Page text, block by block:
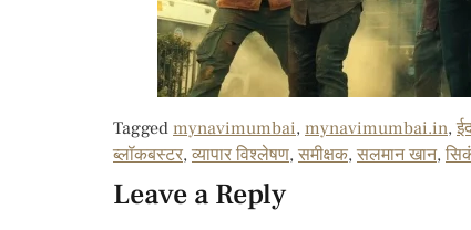
Tagged mynavimumbai, mynavimumbai.in,
ब्लॉकबस्टर, व्यापार विश्लेषण, समीक्षक, सलमान खान,
Leave a Reply